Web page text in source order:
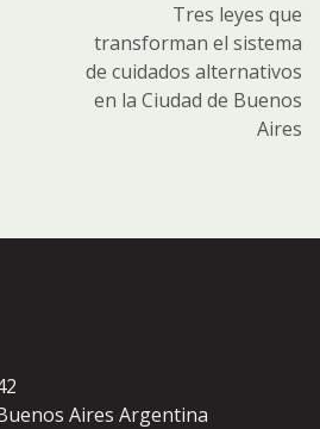
Tres leyes que
transforman el sistema
de cuidados alternativos
en la Ciudad de Buenos
Aires
Aires Argentina